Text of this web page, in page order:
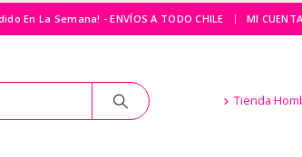
En La Semana! - ENVÍOS A TODO CHILE | MI CUENTA
Tienda